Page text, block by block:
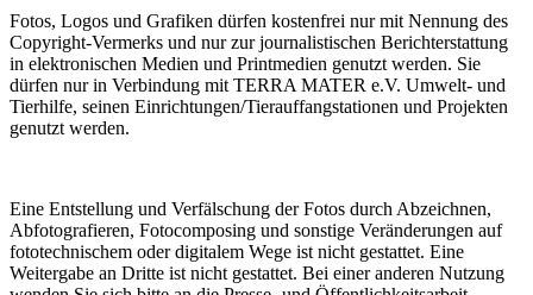
Fotos, Logos und Grafiken dürfen kostenfrei nur mit Nennung des
Copyright-Vermerks und nur zur journalistischen Berichterstattung
in elektronischen Medien und Printmedien genutzt werden. Sie
dürfen nur in Verbindung mit TERRA MATER e.V. Umwelt- und
Tierhilfe, seinen Einrichtungen/Tierauffangstationen und Projekten
genutzt werden.
Eine Entstellung und Verfälschung der Fotos durch Abzeichnen,
Abfotografieren, Fotocomposing und sonstige Veränderungen auf
fototechnischem oder digitalem Wege ist nicht gestattet. Eine
Weitergabe an Dritte ist nicht gestattet. Bei einer anderen Nutzung